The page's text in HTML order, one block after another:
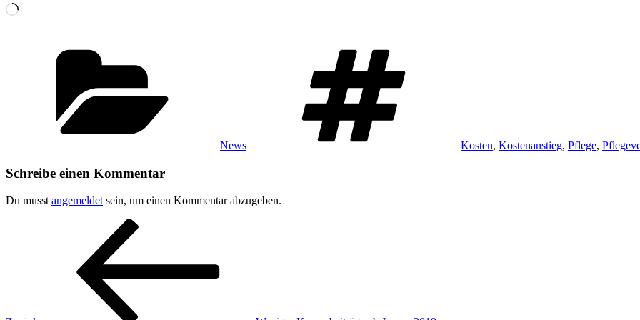
Wird
News Kosten, Kostenanstieg, Pflege,
Schreibe einen Kommentar
Du musst angemeldet sein, um einen Kommentar abzugeben.
Beitragsnavigation